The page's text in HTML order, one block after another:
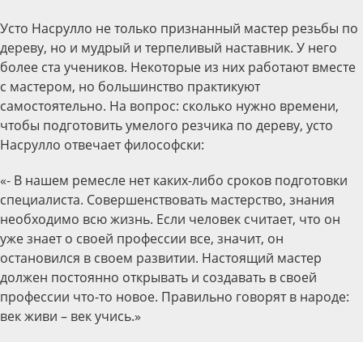
Усто Насрулло не только признанный мастер резьбы по
дереву, но и мудрый и терпеливый наставник. У него
более ста учеников. Некоторые из них работают вместе
с мастером, но большинство практикуют
самостоятельно. На вопрос: сколько нужно времени,
чтобы подготовить умелого резчика по дереву, усто
Насрулло отвечает философски:
«- В нашем ремесле нет каких-либо сроков подготовки
специалиста. Совершенствовать мастерство, знания
необходимо всю жизнь. Если человек считает, что он
уже знает о своей профессии все, значит, он
остановился в своем развитии. Настоящий мастер
должен постоянно открывать и создавать в своей
профессии что-то новое. Правильно говорят в народе:
век живи – век учись.»